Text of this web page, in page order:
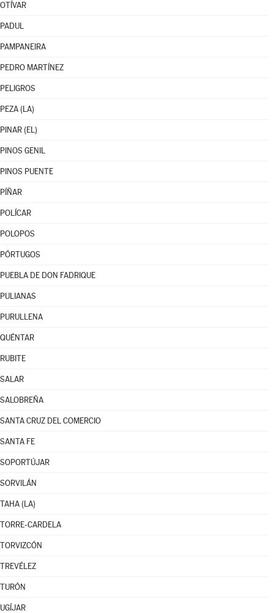
OTÍVAR
PADUL
PAMPANEIRA
PEDRO MARTÍNEZ
PELIGROS
PEZA (LA)
PINAR (EL)
PINOS GENIL
PINOS PUENTE
PÍÑAR
POLÍCAR
POLOPOS
PÓRTUGOS
PUEBLA DE DON FADRIQUE
PULIANAS
PURULLENA
QUÉNTAR
RUBITE
SALAR
SALOBREÑA
SANTA CRUZ DEL COMERCIO
SANTA FE
SOPORTÚJAR
SORVILÁN
TAHA (LA)
TORRE-CARDELA
TORVIZCÓN
TREVÉLEZ
TURÓN
UGÍJAR